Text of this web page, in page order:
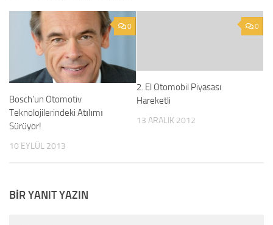
0
Bosch’un Otomotiv
Teknolojilerindeki Atılımı
Sürüyor!
10 EYLÜL 2013
0
2. El Otomobil Piyasası
Hareketli
13 ARALIK 2012
BIR YANIT YAZIN